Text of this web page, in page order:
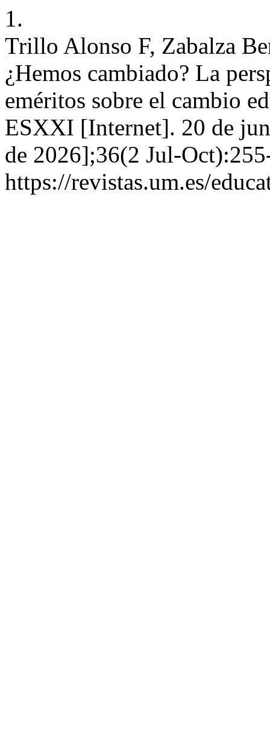
1.
Trillo Alonso F, Zabalza
¿Hemos cambiado? La
eméritos sobre el cambio
ESXXI [Internet]. 20 de
de 2026];36(2 Jul-
https://revistas.um.es/